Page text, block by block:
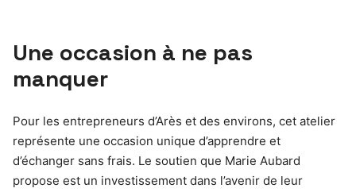
Une occasion à ne pas
manquer
Pour les entrepreneurs d’Arès et des environs, cet atelier
représente une occasion unique d’apprendre et
d’échanger sans frais. Le soutien que Marie Aubard
propose est un investissement dans l’avenir de leur